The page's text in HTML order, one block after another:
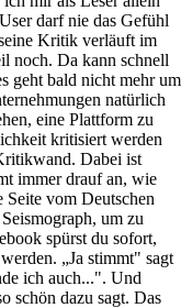
darf nie das Gefühl
Kritik verläuft im
noch. Da kann schnell
geht bald nicht mehr um
natürlich
eine Plattform zu
kritisiert werden
Dabei ist
immer drauf an, wie
vom Deutschen
um zu
spürst du sofort,
„Ja stimmt" sagt
ich auch...". Und
schön dazu sagt. Das